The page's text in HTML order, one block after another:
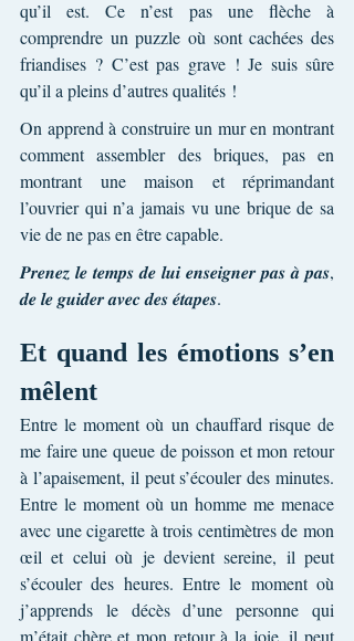
qu’il est. Ce n’est pas une flèche à
comprendre un puzzle où sont cachées des
friandises ? C’est pas grave ! Je suis sûre
qu’il a pleins d’autres qualités !
On apprend à construire un mur en montrant
comment assembler des briques, pas en
montrant une maison et réprimandant
l’ouvrier qui n’a jamais vu une brique de sa
vie de ne pas en être capable.
𝑷𝒓𝒆𝒏𝒆𝒛 𝒍𝒆 𝒕𝒆𝒎𝒑𝒔 𝒅𝒆 𝒍𝒖𝒊 𝒆𝒏𝒔𝒆𝒊𝒈𝒏𝒆𝒓 𝒑𝒂𝒔 𝒂̀ 𝒑𝒂𝒔,
𝒅𝒆 𝒍𝒆 𝒈𝒖𝒊𝒅𝒆𝒓 𝒂𝒗𝒆𝒄 𝒅𝒆𝒔 𝒆́𝒕𝒂𝒑𝒆𝒔.
Et quand les émotions s’en
mêlent
Entre le moment où un chauffard risque de
me faire une queue de poisson et mon retour
à l’apaisement, il peut s’écouler des minutes.
Entre le moment où un homme me menace
avec une cigarette à trois centimètres de mon
œil et celui où je devient sereine, il peut
s’écouler des heures. Entre le moment où
j’apprends le décès d’une personne qui
m’était chère et mon retour à la joie, il peut